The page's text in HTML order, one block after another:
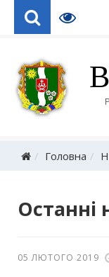
Головна
Останні
05 ЛЮТОГО 2019